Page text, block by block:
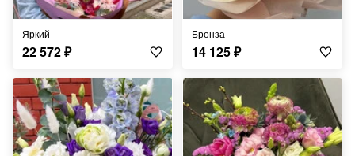
Яркий
22 572₽
Бронза
14 125₽